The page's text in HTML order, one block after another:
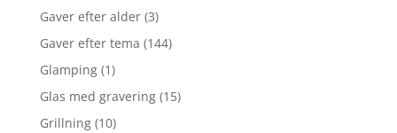
Gaver efter alder (3)
Gaver efter tema (144)
Glamping (1)
Glas med gravering (15)
Grillning (10)